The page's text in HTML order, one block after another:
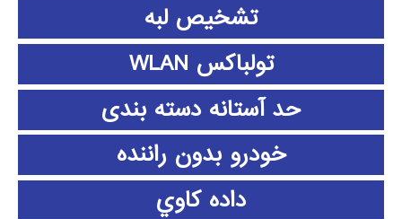
تشخیص لبه
تولباکس WLAN
حد آستانه دسته بندی
خودرو بدون راننده
داده كاوي